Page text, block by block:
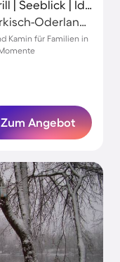
Apartment mit Terrasse und Grill | Seeblick | Ideal für Homeoffice
Bad Freienwalde (Oder), Märkisch-Oderland, Deutschland
Kamin für Familien in
Zum Angebot